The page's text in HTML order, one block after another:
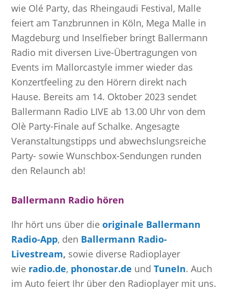
wie Olé Party, das Rheingaudi Festival, Malle
feiert am Tanzbrunnen in Köln, Mega Malle in
Magdeburg und Inselfieber bringt Ballermann
Radio mit diversen Live-Übertragungen von
Events im Mallorcastyle immer wieder das
Konzertfeeling zu den Hörern direkt nach
Hause. Bereits am 14. Oktober 2023 sendet
Ballermann Radio LIVE ab 13.00 Uhr von dem
Olè Party-Finale auf Schalke. Angesagte
Veranstaltungstipps und abwechslungsreiche
Party- sowie Wunschbox-Sendungen runden
den Relaunch ab!
Ballermann Radio hören
Ihr hört uns über dieoriginale Ballermann
Radio-App, den Ballermann Radio-
Livestream, sowie diverse Radioplayer
wie radio.de, phonostar.de undTuneIn. Auch
im Auto feiert Ihr über den Radioplayer mit uns.